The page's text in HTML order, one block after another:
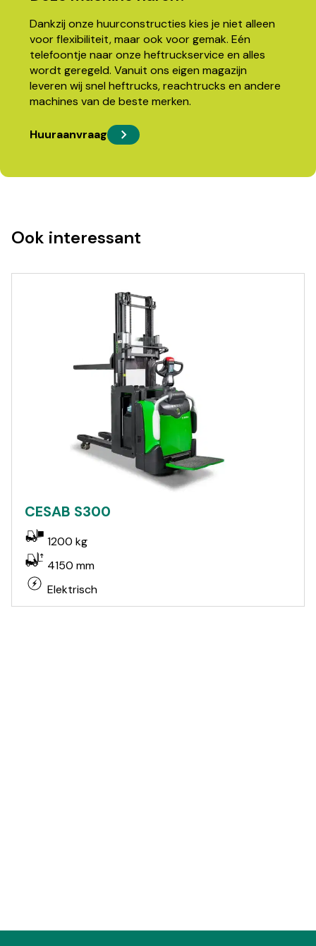
Dankzij onze huurconstructies kies je niet alleen
voor flexibiliteit, maar ook voor gemak. Eén
telefoontje naar onze heftruckservice en alles
wordt geregeld. Vanuit ons eigen magazijn
leveren wij snel heftrucks, reachtrucks en andere
machines van de beste merken.
Huuraanvraag
Ook interessant
CESAB S300
1200 kg
4150 mm
Elektrisch